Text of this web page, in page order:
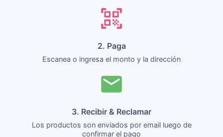
2. Paga
Escanea o ingresa el monto y la dirección
3. Recibir & Reclamar
Los productos son enviados por email luego de
confirmar el pago